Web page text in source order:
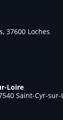
37600 Loches
Loire
Saint-Cyr-sur-